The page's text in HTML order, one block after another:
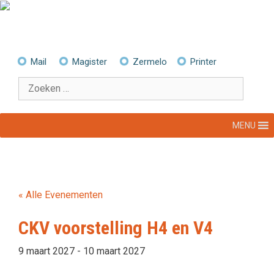
Ga
Mail Magister Zermelo Printer
Zoek
naar:
MENU
« Alle Evenementen
CKV voorstelling H4 en V4
9 maart 2027 - 10 maart 2027